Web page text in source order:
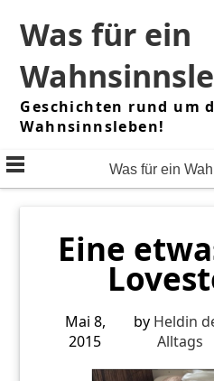
content
Was für ein
Geschichten rund um
Wahnsinnsleben!
Was für ein
Eine
Mai 8,
2015
by Heldin
Alltags